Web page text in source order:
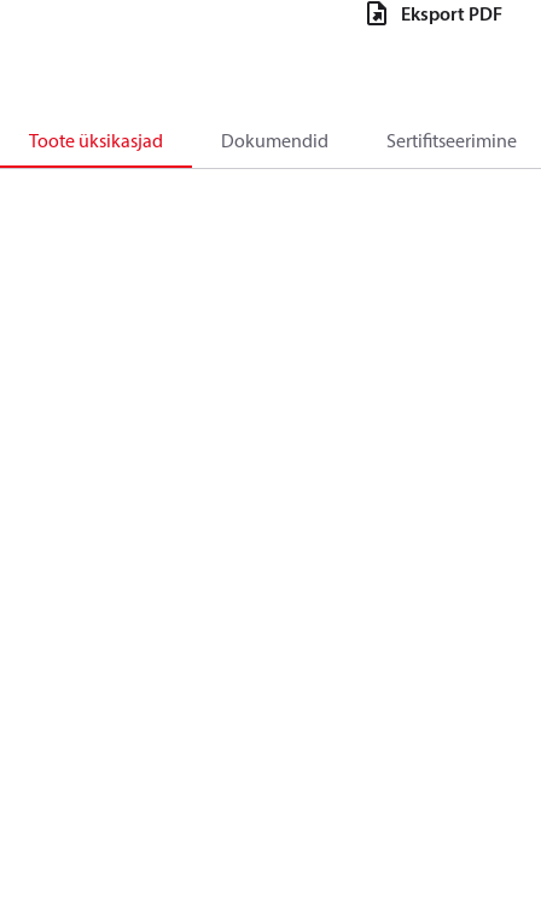
Eksport PDF
Toote üksikasjad Dokumendid Sertifitseerimine